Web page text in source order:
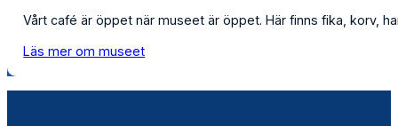
Vårt café är öppet när museet är öppet. Här finns fika, korv,
Läs mer om museet